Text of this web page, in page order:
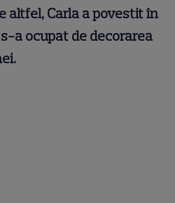
altfel, Carla a povestit în
a ocupat de decorarea